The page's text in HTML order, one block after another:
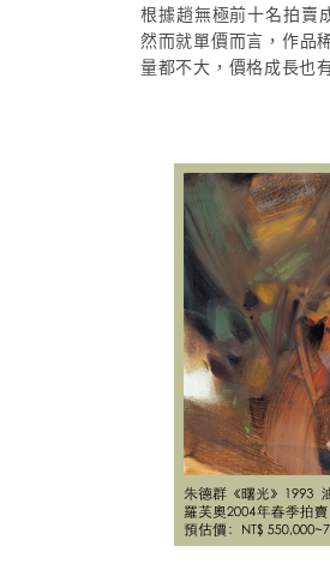
根據趙無極前十名拍賣
然而就單價而言，作品
量都不大，價格成長也